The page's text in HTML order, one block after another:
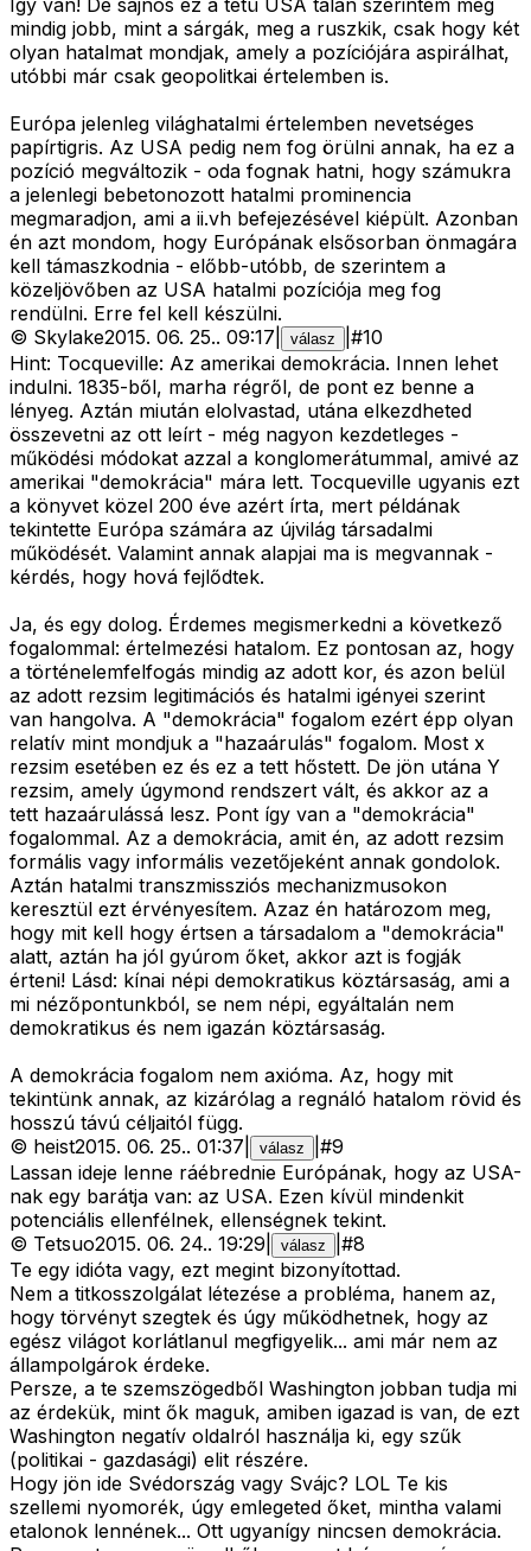
Így van! De sajnos ez a tetü USA talán szerintem még
mindig jobb, mint a sárgák, meg a ruszkik, csak hogy két
olyan hatalmat mondjak, amely a pozíciójára aspirálhat,
utóbbi már csak geopolitkai értelemben is.
Európa jelenleg világhatalmi értelemben nevetséges
papírtigris. Az USA pedig nem fog örülni annak, ha ez a
pozíció megváltozik - oda fognak hatni, hogy számukra
a jelenlegi bebetonozott hatalmi prominencia
megmaradjon, ami a ii.vh befejezésével kiépült. Azonban
én azt mondom, hogy Európának elsősorban önmagára
kell támaszkodnia - előbb-utóbb, de szerintem a
közeljövőben az USA hatalmi pozíciója meg fog
rendülni. Erre fel kell készülni.
© Skylake2015. 06. 25.. 09:17 válasz #10
Hint: Tocqueville: Az amerikai demokrácia. Innen lehet
indulni. 1835-ből, marha régről, de pont ez benne a
lényeg. Aztán miután elolvastad, utána elkezdheted
összevetni az ott leírt - még nagyon kezdetleges -
működési módokat azzal a konglomerátummal, amivé az
amerikai "demokrácia" mára lett. Tocqueville ugyanis ezt
a könyvet közel 200 éve azért írta, mert példának
tekintette Európa számára az újvilág társadalmi
működését. Valamint annak alapjai ma is megvannak -
kérdés, hogy hová fejlődtek.
Ja, és egy dolog. Érdemes megismerkedni a következő
fogalommal: értelmezési hatalom. Ez pontosan az, hogy
a történelemfelfogás mindig az adott kor, és azon belül
az adott rezsim legitimációs és hatalmi igényei szerint
van hangolva. A "demokrácia" fogalom ezért épp olyan
relatív mint mondjuk a "hazaárulás" fogalom. Most x
rezsim esetében ez és ez a tett hőstett. De jön utána Y
rezsim, amely úgymond rendszert vált, és akkor az a
tett hazaárulássá lesz. Pont így van a "demokrácia"
fogalommal. Az a demokrácia, amit én, az adott rezsim
formális vagy informális vezetőjeként annak gondolok.
Aztán hatalmi transzmissziós mechanizmusokon
keresztül ezt érvényesítem. Azaz én határozom meg,
hogy mit kell hogy értsen a társadalom a "demokrácia"
alatt, aztán ha jól gyúrom őket, akkor azt is fogják
érteni! Lásd: kínai népi demokratikus köztársaság, ami a
mi nézőpontunkból, se nem népi, egyáltalán nem
demokratikus és nem igazán köztársaság.
A demokrácia fogalom nem axióma. Az, hogy mit
tekintünk annak, az kizárólag a regnáló hatalom rövid és
hosszú távú céljaitól függ.
© heist2015. 06. 25.. 01:37 válasz #9
Lassan ideje lenne ráébrednie Európának, hogy az USA-
nak egy barátja van: az USA. Ezen kívül mindenkit
potenciális ellenfélnek, ellenségnek tekint.
© Tetsuo2015. 06. 24.. 19:29 válasz #8
Te egy idióta vagy, ezt megint bizonyítottad.
Nem a titkosszolgálat létezése a probléma, hanem az,
hogy törvényt szegtek és úgy működhetnek, hogy az
egész világot korlátlanul megfigyelik... ami már nem az
állampolgárok érdeke.
Persze, a te szemszögedből Washington jobban tudja mi
az érdekük, mint ők maguk, amiben igazad is van, de ezt
Washington negatív oldalról használja ki, egy szűk
(politikai - gazdasági) elit részére.
Hogy jön ide Svédország vagy Svájc? LOL Te kis
szellemi nyomorék, úgy emlegeted őket, mintha valami
etalonok lennének... Ott ugyanígy nincsen demokrácia.